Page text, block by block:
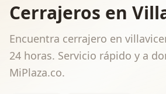
Cerrajeros en
Encuentra cerrajero en
24 horas. Servicio rápido y a
MiPlaza.co.